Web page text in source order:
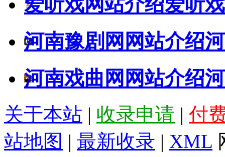
河南豫剧网网站介绍
河南戏曲网网站介绍
关于本站 | 收录申请 | 付
站地图 | 最新收录 | XML